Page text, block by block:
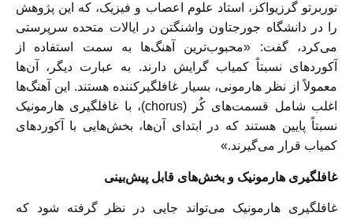
نوربرتو گرزیواکز، استاد علوم اعصاب و فیزیک، که این پژوهش
را در دانشگاه جورجتاون واشنگتن در ایالات متحده سرپرستی
می‌کرد، گفت: «محبوب‌ترین آهنگ‌ها به سمت استفاده از
آکوردهای نسبتاً کمیاب گرایش دارند. به عبارت دیگر، آن‌ها
معمولاً از نظر هارمونی، بسیار غافلگیرکننده هستند. این آهنگ‌ها
اغلب شامل قسمت‌های کُر (chorus)، با غافلگیری هارمونیک
نسبتاً پایین هستند که در ابتدای آن‌ها، بخش‌هایی با آکوردهای
کمیاب قرار می‌گیرند.»
غافلگیری هارمونیک و بخش‌های قابل پیش‌بینی
غافلگیری هارمونیک می‌تواند جایی در نظر گرفته شود که